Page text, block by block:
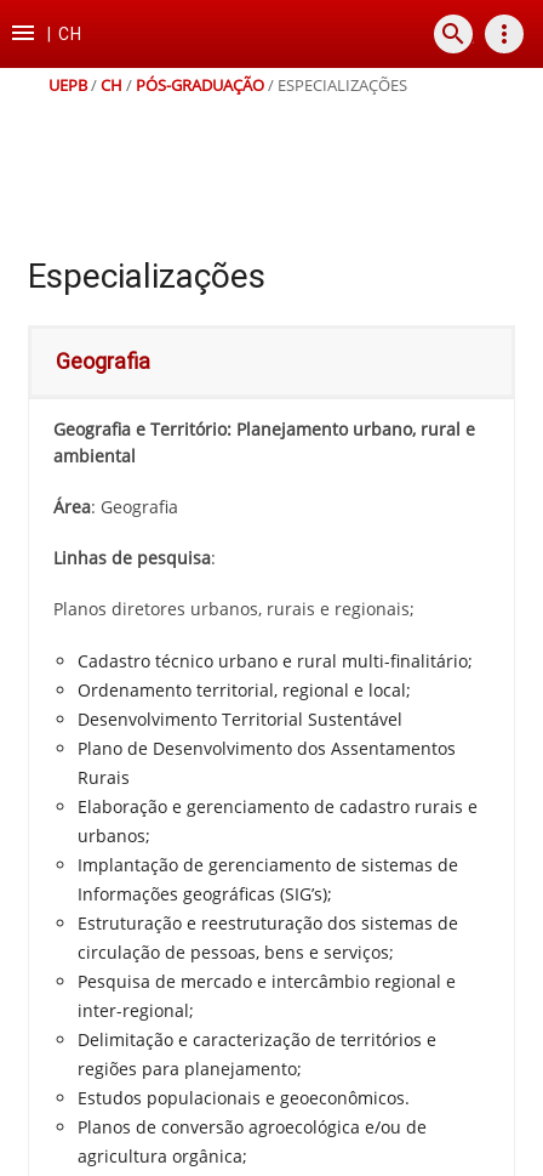
para
conteúdo
para
para
para
rodapé
 |CH search more_vert
UEPB/CH / PÓS-GRADUAÇÃO/ ESPECIALIZAÇÕES
Especializações
Geografia
Geografia e Território: Planejamento urbano, rural e
ambiental
Área: Geografia
Linhas de pesquisa:
Planos diretores urbanos, rurais e regionais;
Cadastro técnico urbano e rural multi-finalitário;
Ordenamento territorial, regional e local;
Desenvolvimento Territorial Sustentável
Plano de Desenvolvimento dos Assentamentos
Rurais
Elaboração e gerenciamento de cadastro rurais e
urbanos;
Implantação de gerenciamento de sistemas de
Informações geográficas (SIG’s);
Estruturação e reestruturação dos sistemas de
circulação de pessoas, bens e serviços;
Pesquisa de mercado e intercâmbio regional e
inter-regional;
Delimitação e caracterização de territórios e
regiões para planejamento;
Estudos populacionais e geoeconômicos.
Planos de conversão agroecológica e/ou de
agricultura orgânica;